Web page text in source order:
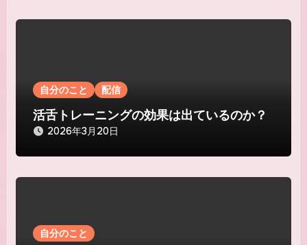
自分のこと 配信
活舌トレーニングの効果は出ているのか？
2026年3月20日
自分のこと